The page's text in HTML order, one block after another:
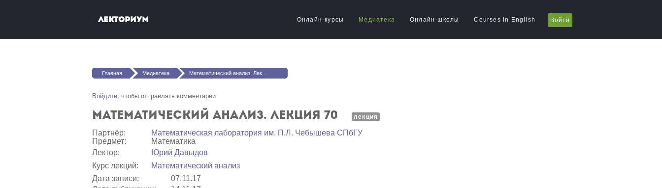
Лекториум Онлайн-курсы Медиатека Онлайн-школы Courses in English Войти
Вы здесь
Главная Медиатека Математический анализ. Лекция 70
Войдите, чтобы отправлять комментарии
Математический анализ. Лекция 70 лекция
Партнёр:
Математичеcкая лаборатория им. П.Л. Чебышева СПбГУ
Предмет:
Математика
Лектор:
Юрий Давыдов
Курс лекций:
Математический анализ
Дата записи:
07.11.17